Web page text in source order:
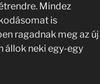
Mindez
is
ragadnak meg az új
állok neki egy-egy